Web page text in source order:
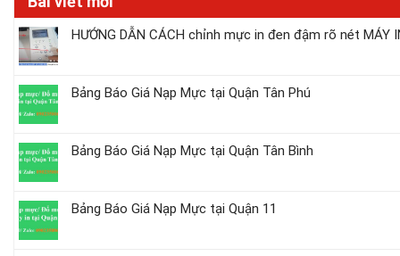
HƯỚNG DẪN CÁCH chỉnh mực in đen đậm rõ nét MÁY
Bảng Báo Giá Nạp Mực tại Quận Tân Phú
Bảng Báo Giá Nạp Mực tại Quận Tân Bình
Bảng Báo Giá Nạp Mực tại Quận 11